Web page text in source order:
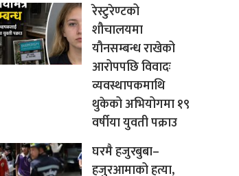
रेस्टुरेण्टको
शौचालयमा
यौनसम्बन्ध राखेको
आरोपपछि विवादः
व्यवस्थापकमाथि
थुकेको अभियोगमा १९
वर्षीया युवती पक्राउ
घरमै हजुरबुबा–
हजुरआमाको हत्या,